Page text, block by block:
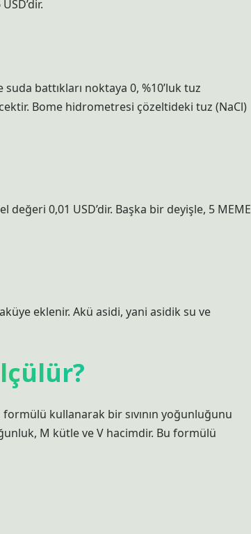
battıkları noktaya 0, %10’luk tuz
Bome hidrometresi çözeltideki tuz (NaCl)
değeri 0,01 USD’dir. Başka bir deyişle, 5 MEME
eklenir. Akü asidi, yani asidik su ve
kullanarak bir sıvının yoğunluğunu
M kütle ve V hacimdir. Bu formülü